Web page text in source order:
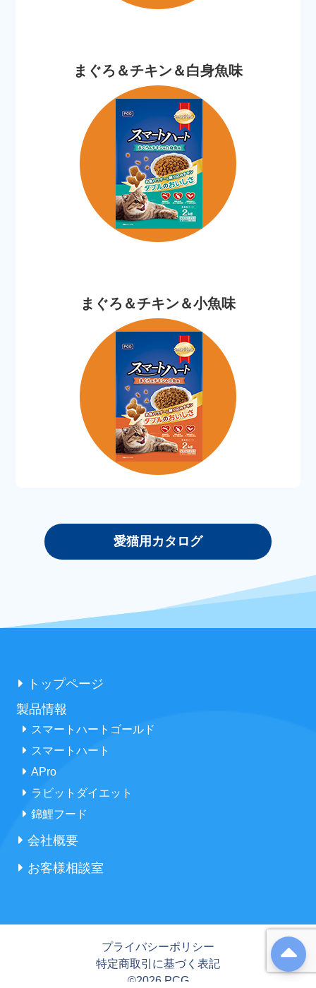
まぐろ＆チキン＆白身魚味
まぐろ＆チキン＆小魚味
愛猫用カタログ
トップページ
製品情報
スマートハートゴールド
スマートハート
APro
ラビットダイエット
錦鯉フード
会社概要
お客様相談室
プライバシーポリシー
特定商取引に基づく表記
©2026 PCG